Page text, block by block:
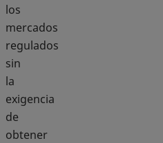
los
mercados
regulados
sin
la
exigencia
de
obtener